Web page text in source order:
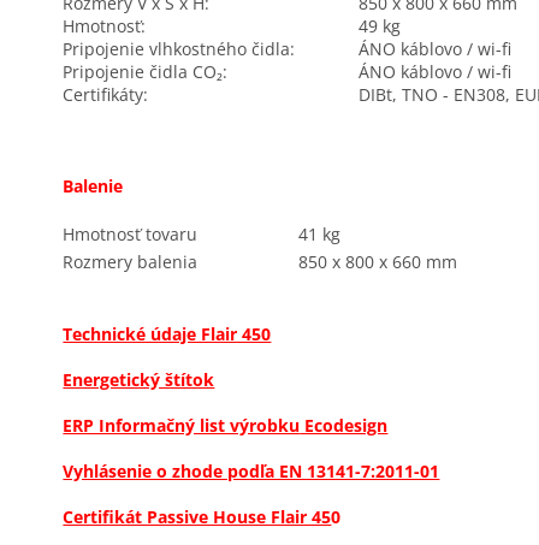
Hmotnosť:
49 kg
Pripojenie vlhkostného čidla:
ÁNO káblovo / wi-fi
Pripojenie čidla CO₂:
ÁNO káblovo / wi-fi
Certifikáty:
DIBt, TNO - EN308,
Balenie
Hmotnosť tovaru
41 kg
Rozmery balenia
850 x 800 x 660 mm
Technické údaje Flair 450
Energetický štítok
ERP Informačný list výrobku Ecodesign
Vyhlásenie o zhode podľa EN 13141-7:2011-01
Certifikát Passive House Flair 450